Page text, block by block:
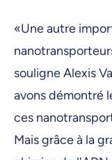
«Une autre
souligne Alexis
avons démontré
ces
Mais grâce à la